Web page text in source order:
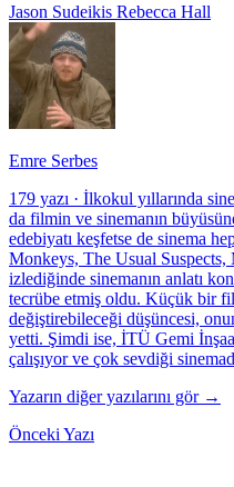
Jason Sudeikis Rebecca Hall
Emre Serbes
179 yazı · İlkokul yıllarında
da filmin ve sinemanın
edebiyatı keşfetse de sinema
Monkeys, The Usual
izlediğinde sinemanın anlatı
tecrübe etmiş oldu. Küçük bir
değiştirebileceği düşüncesi,
yetti. Şimdi ise, İTÜ Gemi
çalışıyor ve çok sevdiği
Yazarın diğer yazılarını gör →
Önceki Yazı